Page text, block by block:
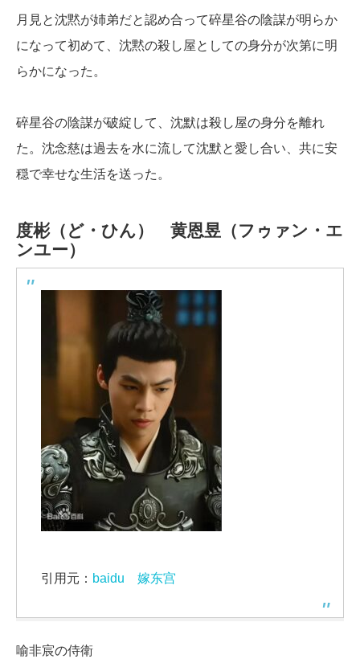
月見と沈黙が姉弟だと認め合って碎星谷の陰謀が明らか
になって初めて、沈黙の殺し屋としての身分が次第に明
らかになった。
碎星谷の陰謀が破綻して、沈默は殺し屋の身分を離れ
た。沈念慈は過去を水に流して沈默と愛し合い、共に安
穏で幸せな生活を送った。
度彬（ど・ひん） 黄恩昱（フゥァン・エ
ンユー）
引用元： baidu 嫁东宫
喻非宸の侍衛